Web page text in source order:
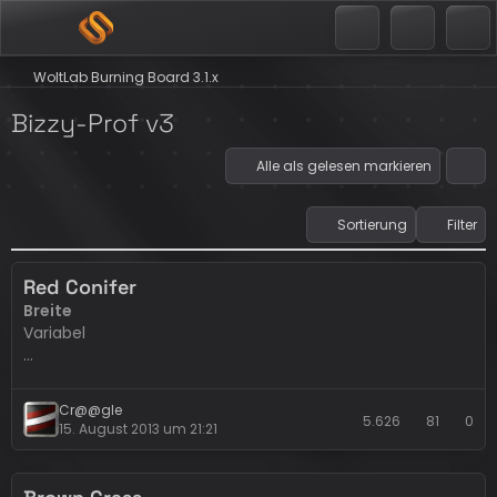
WoltLab Burning Board 3.1.x
Bizzy-Prof v3
Alle als gelesen markieren
Sortierung Filter
Red Conifer
Breite
Variabel
Keine
Alternative Header
hier stellen:
Cr@@gle
15. August 2013 um 21:21
5.626 81 0